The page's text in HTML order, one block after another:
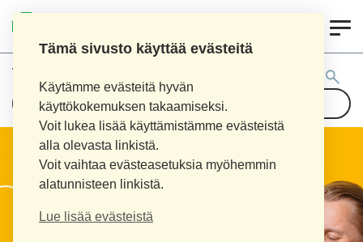
Tämä sivusto käyttää evästeitä
Käytämme evästeitä hyvän
käyttökokemuksen takaamiseksi.
Voit lukea lisää käyttämistämme evästeistä
alla olevasta linkistä.
Voit vaihtaa evästeasetuksia myöhemmin
alatunnisteen linkistä.
Lue lisää evästeistä
Tuotehaku: